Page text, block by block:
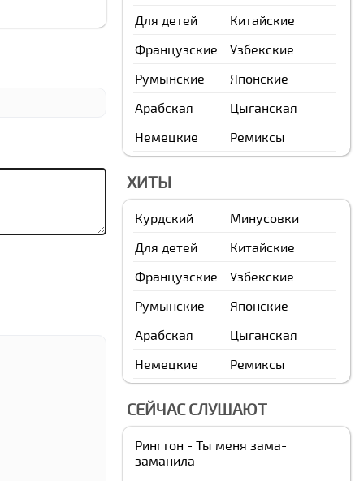
Для детей
Китайские
Французские
Узбекские
Румынские
Японские
Арабская
Цыганская
Немецкие
Ремиксы
ХИТЫ
Курдский
Минусовки
Для детей
Китайские
Французские
Узбекские
Румынские
Японские
Арабская
Цыганская
Немецкие
Ремиксы
СЕЙЧАС СЛУШАЮТ
Рингтон - Ты меня зама-
заманила